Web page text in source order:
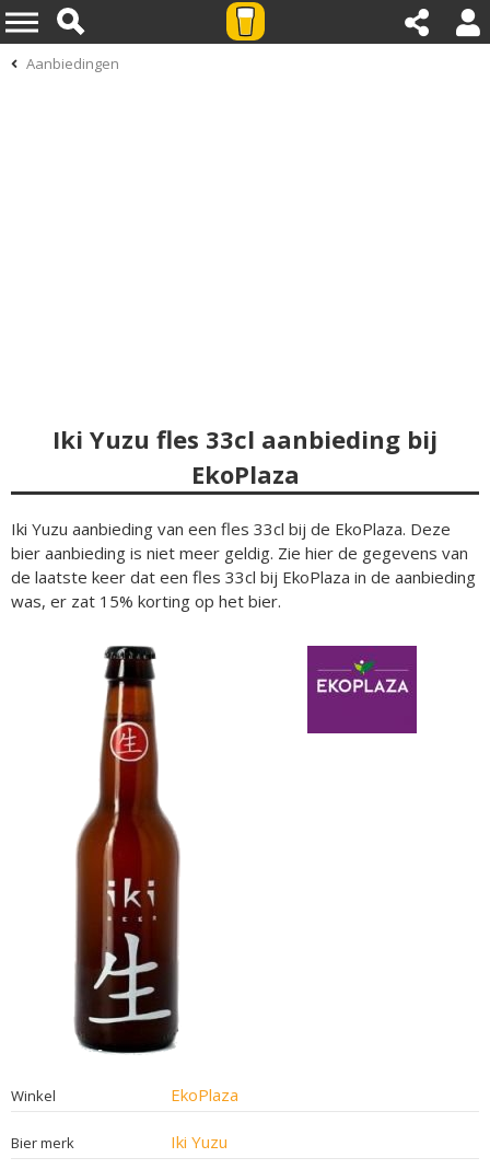
Aanbiedingen
Iki Yuzu fles 33cl aanbieding bij
EkoPlaza
Iki Yuzu aanbieding van een fles 33cl bij de EkoPlaza. Deze
bier aanbieding is niet meer geldig. Zie hier de gegevens van
de laatste keer dat een fles 33cl bij EkoPlaza in de aanbieding
was, er zat 15% korting op het bier.
Winkel EkoPlaza
Bier merk Iki Yuzu